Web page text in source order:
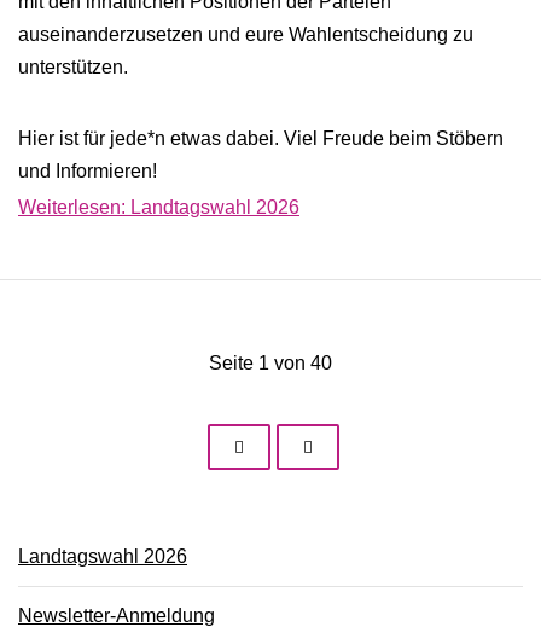
auseinanderzusetzen und eure Wahlentscheidung zu
unterstützen.
Hier ist für jede*n etwas dabei. Viel Freude beim Stöbern
und Informieren!
Weiterlesen: Landtagswahl 2026
Seite 1 von 40
Landtagswahl 2026
Newsletter-Anmeldung